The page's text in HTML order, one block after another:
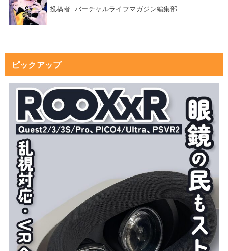
投稿者: バーチャルライフマガジン編集部
ピックアップ